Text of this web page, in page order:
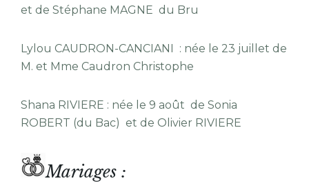
et de Stéphane MAGNE du Bru
Lylou CAUDRON-CANCIANI : née le 23 juillet de
M. et Mme Caudron Christophe
Shana RIVIERE : née le 9 août de Sonia
ROBERT (du Bac) et de Olivier RIVIERE
Mariages :